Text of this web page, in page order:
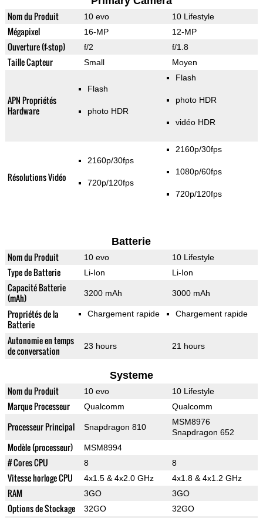
Nom du Produit 10 evo 10 Lifestyle
Mégapixel 16-MP 12-MP
Ouverture (f-stop) f/2 f/1.8
Taille Capteur Small Moyen
APN Propriétés
Hardware
Flash
photo HDR
Flash
photo HDR
vidéo HDR
Résolutions Vidéo
2160p/30fps
720p/120fps
2160p/30fps
1080p/60fps
720p/120fps
Batterie
Nom du Produit 10 evo 10 Lifestyle
Type de Batterie Li-Ion Li-Ion
Capacité Batterie
(mAh)
3200 mAh 3000 mAh
Propriétés de la
Batterie
Chargement rapide Chargement rapide
Autonomie en temps
de conversation
23 hours 21 hours
Systeme
Nom du Produit 10 evo 10 Lifestyle
Marque Processeur Qualcomm Qualcomm
Processeur Principal Snapdragon 810
MSM8976
Snapdragon 652
Modèle (processeur) MSM8994
# Cores CPU 8 8
Vitesse horloge CPU 4x1.5 & 4x2.0 GHz 4x1.8 & 4x1.2 GHz
RAM 3GO 3GO
Options de Stockage 32GO 32GO